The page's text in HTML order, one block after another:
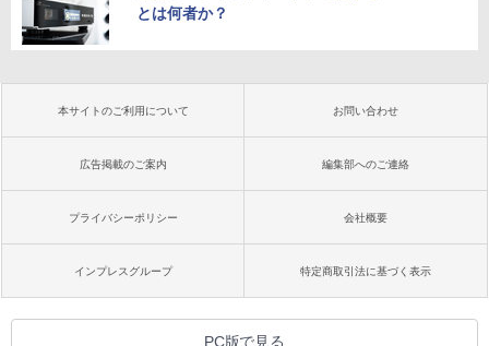
とは何者か？
本サイトのご利用について お問い合わせ
広告掲載のご案内 編集部へのご連絡
プライバシーポリシー 会社概要
インプレスグループ 特定商取引法に基づく表示
PC版で見る